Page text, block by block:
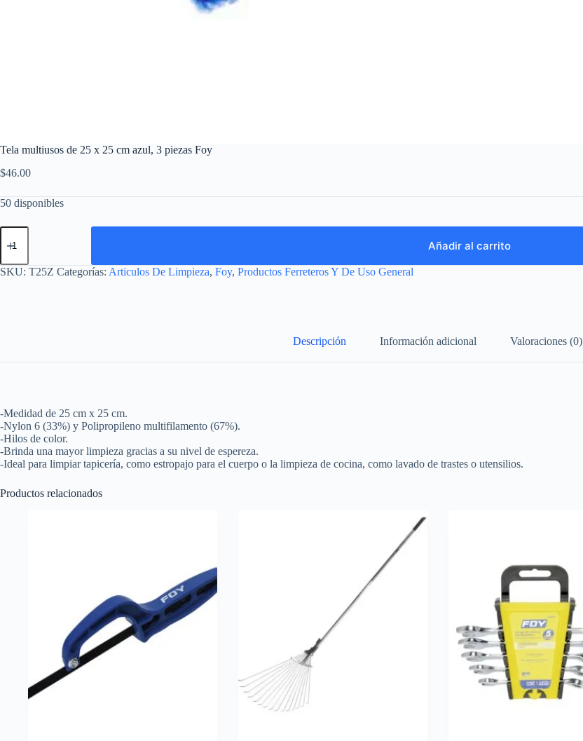
Tela multiusos de 25 x 25 cm azul, 3 piezas Foy
$46.00
50 disponibles
Tela
multiusos
25
x
cantidad
Añadir al carrito
SKU: T25Z Categorías: Articulos De Limpieza, Foy, Productos Ferreteros Y De Uso General
Descripción Información adicional Valoraciones (0)
-Medidad de 25 cm x 25 cm.
-Nylon 6 (33%) y Polipropileno multifilamento (67%).
-Hilos de color.
-Brinda una mayor limpieza gracias a su nivel de espereza.
-Ideal para limpiar tapicería, como estropajo para el cuerpo o la limpieza de cocina, como lavado de trastes o utensilios.
Productos relacionados